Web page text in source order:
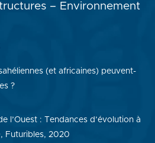
– Environnement
(et africaines) peuvent-
?
l’Ouest : Tendances d’évolution à
Futuribles, 2020